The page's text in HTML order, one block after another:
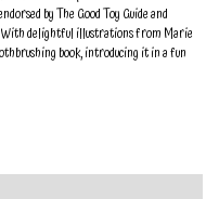
by The Good Toy Guide and
With delightful illustrations from Marie
book, introducing it in a fun